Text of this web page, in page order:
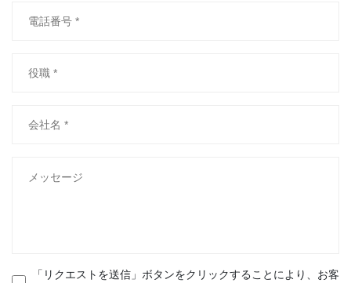
「リクエストを送信」ボタンをクリックすることにより、お客